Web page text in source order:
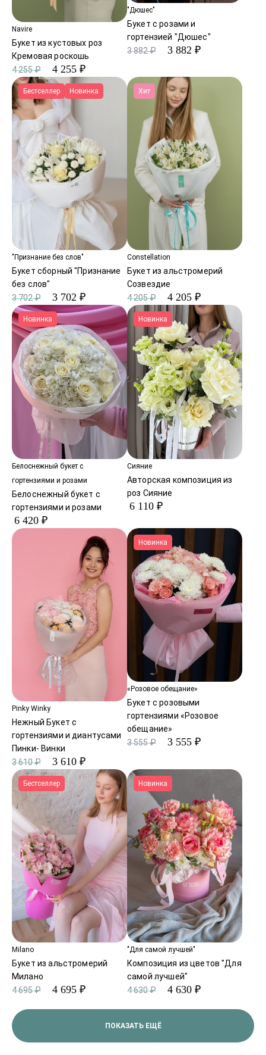
Navire
Букет из кустовых роз
Кремовая роскошь
4 255 ₽
4 255 ₽
"Дюшес"
Букет с розами и
гортензией "Дюшес"
3 882 ₽
3 882 ₽
Бестселлер Новинка
"Признание без слов"
Букет сборный "Признание
без слов"
3 702 ₽
3 702 ₽
Хит
Constellation
Букет из альстромерий
Созвездие
4 205 ₽
4 205 ₽
Новинка
Белоснежный букет с
гортензиями и розами
Белоснежный букет с
гортензиями и розами
6 420 ₽
Новинка
Сияние
Авторская композиция из
роз Сияние
6 110 ₽
Pinky Winky
Нежный Букет с
гортензиями и диантусами
Пинки- Винки
3 610 ₽
3 610 ₽
Новинка
«Розовое обещание»
Букет с розовыми
гортензиями «Розовое
обещание»
3 555 ₽
3 555 ₽
Бестселлер
Milano
Букет из альстромерий
Милано
4 695 ₽
4 695 ₽
Новинка
"Для самой лучшей"
Композиция из цветов "Для
самой лучшей"
4 630 ₽
4 630 ₽
ПОКАЗАТЬ ЕЩЁ